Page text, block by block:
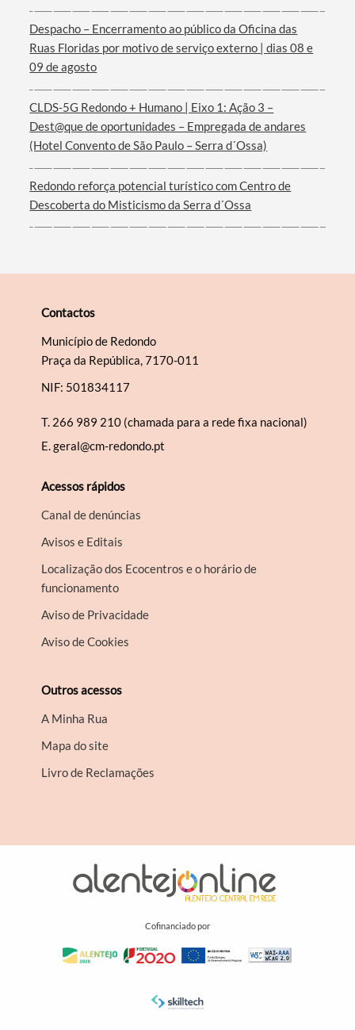
Filtros
Despacho – Encerramento ao público da Oficina das
Ruas Floridas por motivo de serviço externo | dias 08 e
09 de agosto
CLDS-5G Redondo + Humano | Eixo 1: Ação 3 –
Dest@que de oportunidades – Empregada de andares
(Hotel Convento de São Paulo – Serra d´Ossa)
Redondo reforça potencial turístico com Centro de
Descoberta do Misticismo da Serra d´Ossa
Contactos
Município de Redondo
Praça da República, 7170-011
NIF: 501834117
T. 266 989 210 (chamada para a rede fixa nacional)
E.geral@cm-redondo.pt
Acessos rápidos
Canal de denúncias
Avisos e Editais
Localização dos Ecocentros e o horário de
funcionamento
Aviso de Privacidade
Aviso de Cookies
Outros acessos
A Minha Rua
Mapa do site
Livro de Reclamações
Cofinanciado por